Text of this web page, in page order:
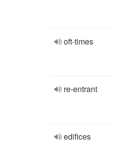
oft-times
re-entrant
edifices